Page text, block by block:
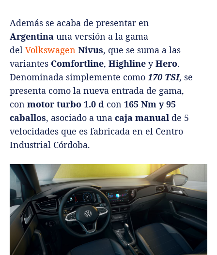
Además se acaba de presentar en
Argentina una versión a la gama
del Volkswagen Nivus, que se suma a las
variantes Comfortline, Highline yHero.
Denominada simplemente como 170 TSI, se
presenta como la nueva entrada de gama,
con motor turbo 1.0 d con 165 Nm y 95
caballos, asociado a una caja manual de 5
velocidades que es fabricada en el Centro
Industrial Córdoba.